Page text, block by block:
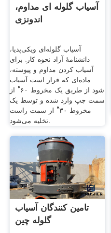
آسیاب گلوله ای مداوم،
اندونزی
آسیاب گلوله‌ای ویکی‌پدیا،
دانشنامهٔ آزاد نحوه کار. برای
آسیاب کردن مداوم و پیوسته،
ماده‌ای که قرار است آسیاب
شود از طریق یک مخروط ۶۰° از
سمت چپ وارد شده و توسط یک
مخروط ۳۰° از سمت راست
تخلیه می‌شود.
تامین کنندگان آسیاب
گلوله چین